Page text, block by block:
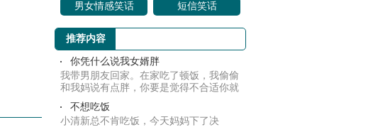
男女情感笑话 短信笑话
推荐内容
你凭什么说我女婿胖
我带男朋友回家。在家吃了顿饭，我偷偷
和我妈说有点胖，你要是觉得不合适你就
和他说，...
不想吃饭
小清新总不肯吃饭，今天妈妈下了决